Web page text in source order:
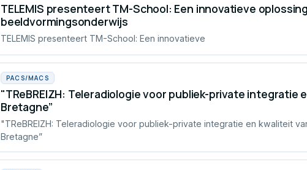
TELEMIS presenteert TM-School: Een innovatieve
beeldvormingsonderwijs
TELEMIS presenteert TM-School: Een innovatieve
PACS/MACS
"TReBREIZH: Teleradiologie voor publiek-private integratie
Bretagne”
"TReBREIZH: Teleradiologie voor publiek-private integratie en kwaliteit
Bretagne”